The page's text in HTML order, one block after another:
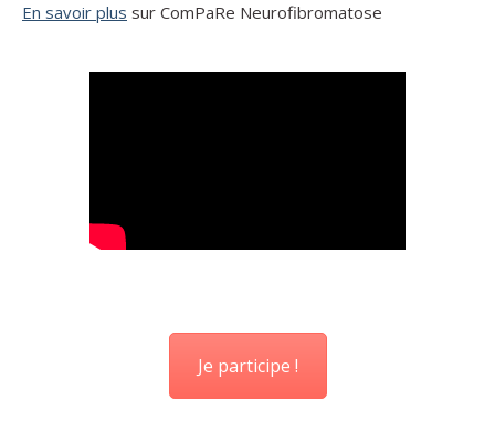
En savoir plus sur ComPaRe Neurofibromatose
Je participe !